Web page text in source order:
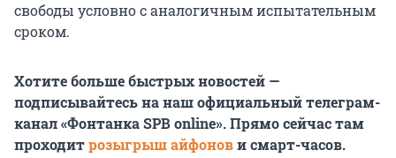
свободы условно с аналогичным испытательным
сроком.
Хотите больше быстрых новостей —
подписывайтесь на наш официальный телеграм-
канал «Фонтанка SPB online». Прямо сейчас там
проходитрозыгрыш айфонови смарт-часов.